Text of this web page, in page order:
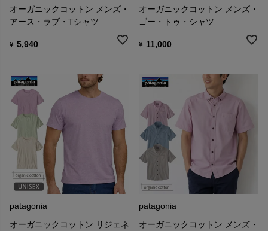
お客様がパタゴニアでお買い上げいただいた製品なら何でも、使い
古されてついに使用不可能となったものならば回収します（送料は
お客様にご負担いただきます）。
それらは新しい繊維や生地にリサイクル（再生）し、その時点で素
【リサイクルに出すには…】
１. おでかけの際のついでに、パタゴニア直営店に設置した回収ボッ
クスへお入れください。
２. パタゴニアDCへご送付ください
〒341-0059
埼玉県三郷市インター南1-4-2 GLP三郷Ⅲ 2F
日本ロジステック内パタゴニアDC
「パタゴニア・リサイクル」係
TEL： 0800-8887-447 （フリーコール／通話料無料）
オーガニックコットン メンズ・
アース・ラブ・Tシャツ
¥ 5,940
オーガニックコットン メンズ・
ゴー・トゥ・シャツ
¥ 11,000
patagonia
オーガニックコットン リジェネ
patagonia
オーガニックコットン メンズ・